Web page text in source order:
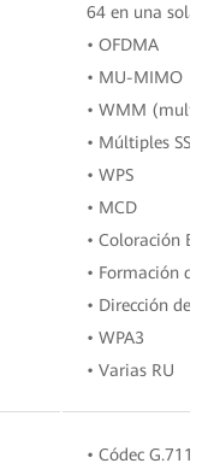
64 en una sola
• OFDMA
• MU-MIMO
• WMM
• Múltiples SSID
• WPS
• MCD
• Coloración BSS
• Formación de
• Dirección de
• WPA3
• Varias RU
• Códec